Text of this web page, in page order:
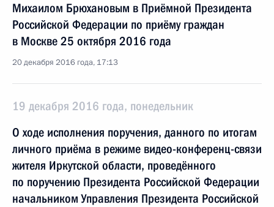
Михаилом Брюхановым в Приёмной Президента
Российской Федерации по приёму граждан
в Москве 25 октября 2016 года
20 декабря 2016 года, 17:13
19 декабря 2016 года, понедельник
О ходе исполнения поручения, данного по итогам
личного приёма в режиме видео-конференц-связи
жителя Иркутской области, проведённого
по поручению Президента Российской Федерации
начальником Управления Президента Российской